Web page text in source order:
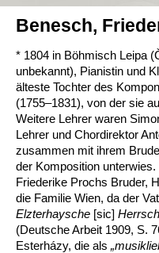
Benesch,
* 1804 in Böhmisch Leipa
unbekannt), Pianistin und
älteste Tochter des
(1755–1831), von der sie
Weitere Lehrer waren
Lehrer und Chordirektor
zusammen mit ihrem
der Komposition
Friederike Prochs Bruder,
die Familie Wien, da der
Elzterhaysche [sic]
(Deutsche Arbeit 1909, S.
Esterházy, die als